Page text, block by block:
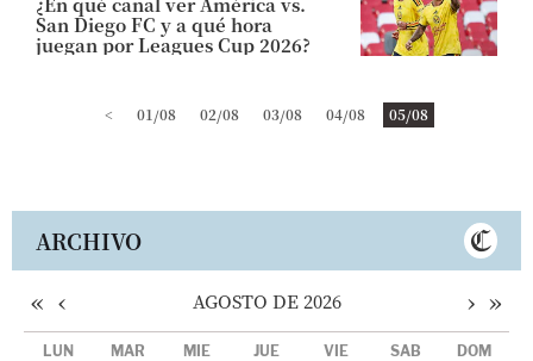
San Diego FC y a qué hora
juegan por Leagues Cup 2026?
< 01/08 02/08 03/08 04/08 05/08
ARCHIVO
« ‹ AGOSTO DE 2026 › »
LUN MAR MIÉ JUE VIE SÁB DOM